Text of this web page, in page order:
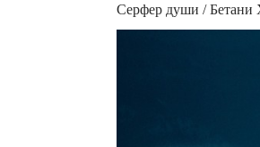
Серфер души / Бетани